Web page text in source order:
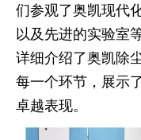
们参观了奥凯现代
以及先进的实验室
详细介绍了奥凯除
每一个环节，展示
卓越表现。